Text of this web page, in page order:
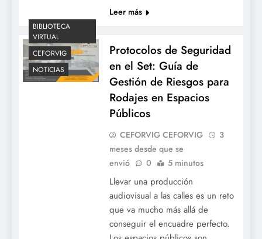
Leer más
BIBLIOTECA
VIRTUAL
CEFORVIG
NOTICIAS
Protocolos de Seguridad
en el Set: Guía de
Gestión de Riesgos para
Rodajes en Espacios
Públicos
CEFORVIG CEFORVIG
3
meses desde que se
envió
0 5 minutos
Llevar una producción
audiovisual a las calles es un reto
que va mucho más allá de
conseguir el encuadre perfecto.